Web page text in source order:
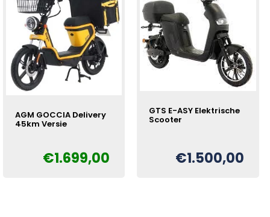
AGM GOCCIA Delivery
45km Versie
Oorspronkelijke
€1.699,00
Huidige
GTS E-ASY Elektrische
Scooter
€1.500,00